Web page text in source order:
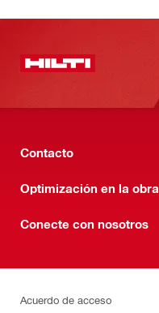
Contacto
Optimización en la obra
Conecte con nosotros
Acuerdo de acceso